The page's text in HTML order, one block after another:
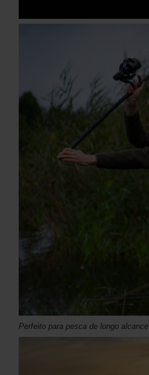
Perfeito para pesca de longo alcance